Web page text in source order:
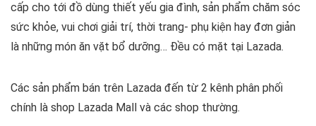
cấp cho tới đồ dùng thiết yếu gia đình, sản phẩm chăm sóc
sức khỏe, vui chơi giải trí, thời trang- phụ kiện hay đơn giản
là những món ăn vặt bổ dưỡng… Đều có mặt tại Lazada.
Các sản phẩm bán trên Lazada đến từ 2 kênh phân phối
chính là shop Lazada Mall và các shop thường.